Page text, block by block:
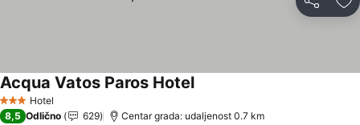
Deli
3 Zvezdice
Hotel
Acqua Vatos Paros Hotel
8,5 Odlično 629 Centar grada: udaljenost 0.7 km